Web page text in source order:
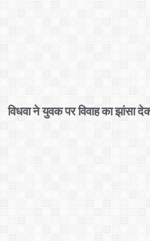
विधवा ने युवक पर विवाह का झांसा